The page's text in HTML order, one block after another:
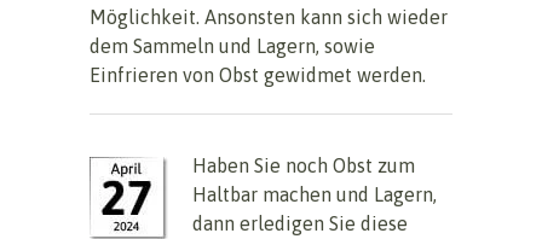
Möglichkeit. Ansonsten kann sich wieder
dem Sammeln und Lagern, sowie
Einfrieren von Obst gewidmet werden.
Haben Sie noch Obst zum
Haltbar machen und Lagern,
dann erledigen Sie diese